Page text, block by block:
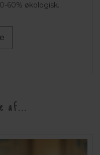
60% økologisk.
af...